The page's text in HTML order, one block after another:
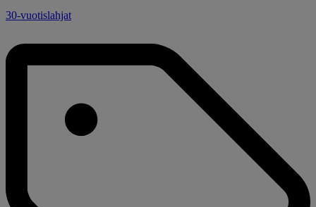
30-vuotislahjat